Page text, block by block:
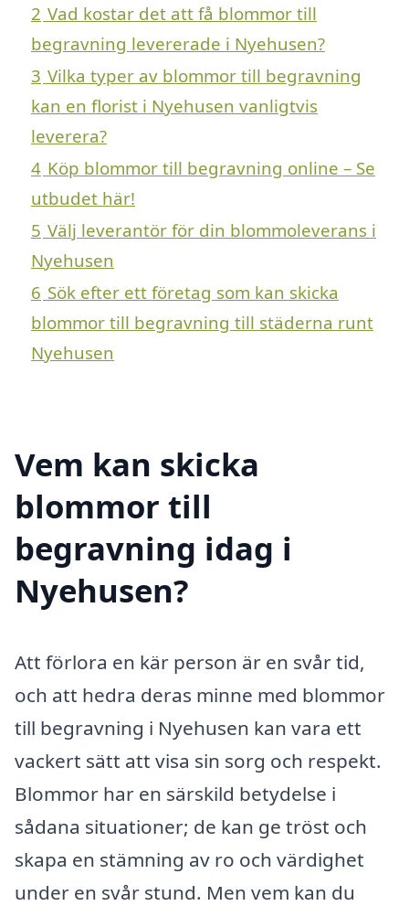
2 Vad kostar det att få blommor till
begravning levererade i Nyehusen?
3 Vilka typer av blommor till begravning
kan en florist i Nyehusen vanligtvis
leverera?
4 Köp blommor till begravning online – Se
utbudet här!
5 Välj leverantör för din blommoleverans i
Nyehusen
6 Sök efter ett företag som kan skicka
blommor till begravning till städerna runt
Nyehusen
Vem kan skicka
blommor till
begravning idag i
Nyehusen?
Att förlora en kär person är en svår tid,
och att hedra deras minne med blommor
till begravning i Nyehusen kan vara ett
vackert sätt att visa sin sorg och respekt.
Blommor har en särskild betydelse i
sådana situationer; de kan ge tröst och
skapa en stämning av ro och värdighet
under en svår stund. Men vem kan du